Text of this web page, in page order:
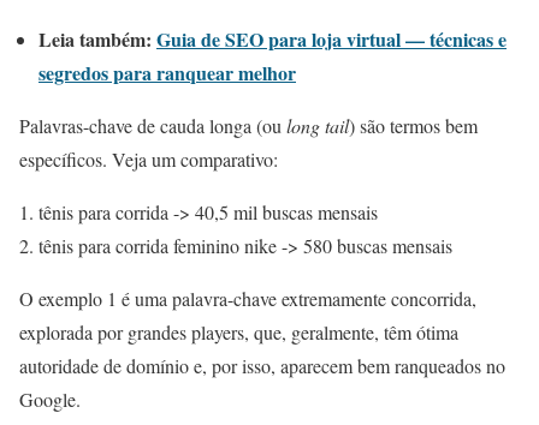
Leia também: Guia de SEO para loja virtual — técnicas e
segredos para ranquear melhor
Palavras-chave de cauda longa (ou long tail) são termos bem
específicos. Veja um comparativo:
tênis para corrida -> 40,5 mil buscas mensais
tênis para corrida feminino nike -> 580 buscas mensais
O exemplo 1 é uma palavra-chave extremamente concorrida,
explorada por grandes players, que, geralmente, têm ótima
autoridade de domínio e, por isso, aparecem bem ranqueados no
Google.